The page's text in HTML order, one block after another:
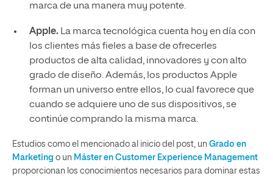
marca de una manera muy potente.
Apple. La marca tecnológica cuenta hoy en día con
los clientes más fieles a base de ofrecerles
productos de alta calidad, innovadores y con alto
grado de diseño. Además, los productos Apple
forman un universo entre ellos, lo cual favorece que
cuando se adquiere uno de sus dispositivos, se
continúe comprando la misma marca.
Estudios como el mencionado al inicio del post, un Grado en
Marketing o un Máster en Customer Experience Management
proporcionan los conocimientos necesarios para dominar estas